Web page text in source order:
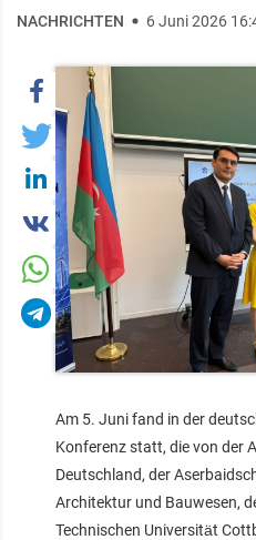
NACHRICHTEN 6 Juni 2026
Am 5. Juni fand in der
Konferenz statt, die von der
Deutschland, der
Architektur und Bauwesen,
Technischen Universität